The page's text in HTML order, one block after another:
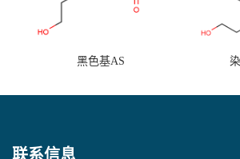
黑色基AS
联系信息